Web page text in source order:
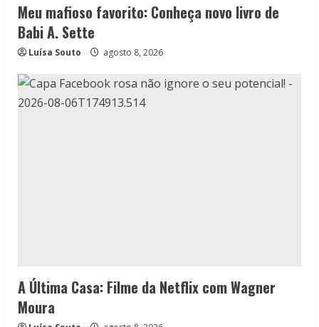
Meu mafioso favorito: Conheça novo livro de
Babi A. Sette
Luísa Souto agosto 8, 2026
A Última Casa: Filme da Netflix com Wagner
Moura